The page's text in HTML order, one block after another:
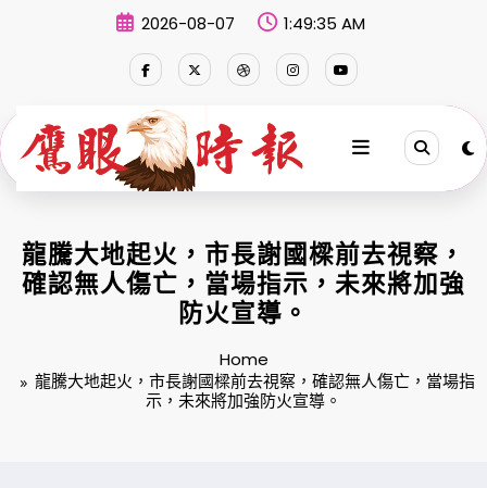
2026-08-07 1:49:36 AM
龍騰大地起火，市長謝國樑前去視察，
確認無人傷亡，當場指示，未來將加強
防火宣導。
Home
龍騰大地起火，市長謝國樑前去視察，確認無人傷亡，當場指
示，未來將加強防火宣導。